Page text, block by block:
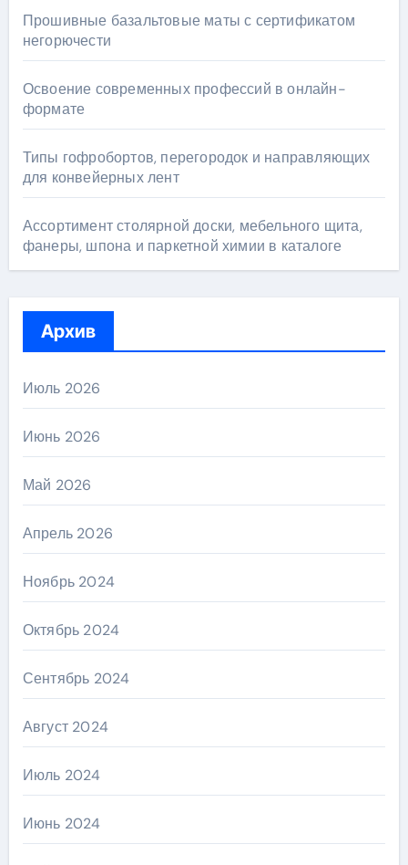
Прошивные базальтовые маты с сертификатом
негорючести
Освоение современных профессий в онлайн-
формате
Типы гофробортов, перегородок и направляющих
для конвейерных лент
Ассортимент столярной доски, мебельного щита,
фанеры, шпона и паркетной химии в каталоге
Архив
Июль 2026
Июнь 2026
Май 2026
Апрель 2026
Ноябрь 2024
Октябрь 2024
Сентябрь 2024
Август 2024
Июль 2024
Июнь 2024